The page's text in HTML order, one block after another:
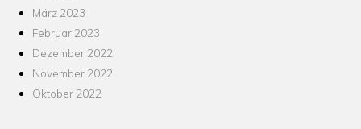
März 2023
Februar 2023
Dezember 2022
November 2022
Oktober 2022